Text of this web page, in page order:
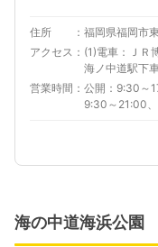
住所
福岡県福岡市
アクセス
(1)電車：ＪＲ
海ノ中道駅下
船：博多駅前
多ふ頭下車（
(3)車：都市
博多駅東ラン
ら一般道、ア
営業時間
公開：9:30～
9:30～21:00
休業：2月第1
海の中道海浜公園